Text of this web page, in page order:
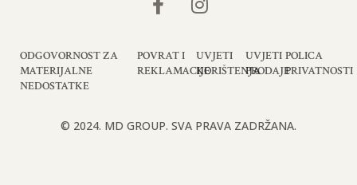
ODGOVORNOST ZA
MATERIJALNE
NEDOSTATKE
POVRAT I
REKLAMACIJE
UVJETI
KORIŠTENJA
UVJETI
PRODAJE
POLICA
PRIVATNOSTI
© 2024. MD GROUP. SVA PRAVA ZADRŽANA.